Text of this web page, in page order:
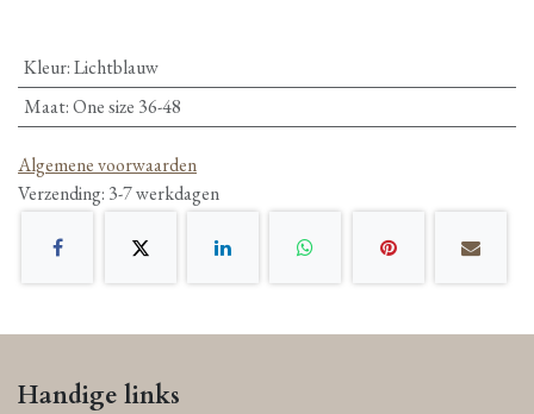
Kleur:Lichtblauw
Maat:One size 36-48
Algemene voorwaarden
Verzending: 3-7 werkdagen
Handige links